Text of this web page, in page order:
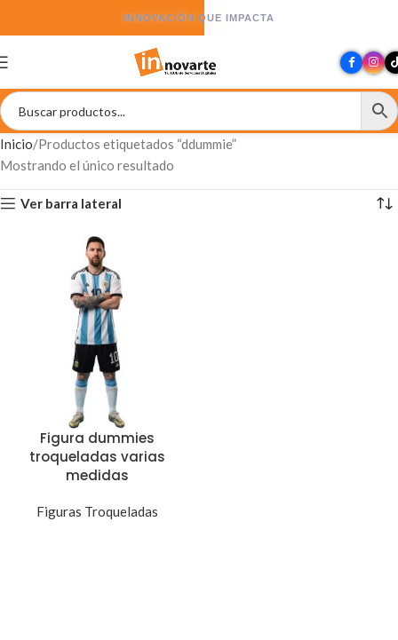
INNOVACIÓN QUE IMPACTA
Inicio Productos etiquetados “ddummie”
Mostrando el único resultado
Ver barra lateral
Figura dummies
troqueladas varias
medidas
Figuras Troqueladas